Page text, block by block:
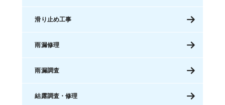
滑り止め工事
雨漏修理
雨漏調査
結露調査・修理